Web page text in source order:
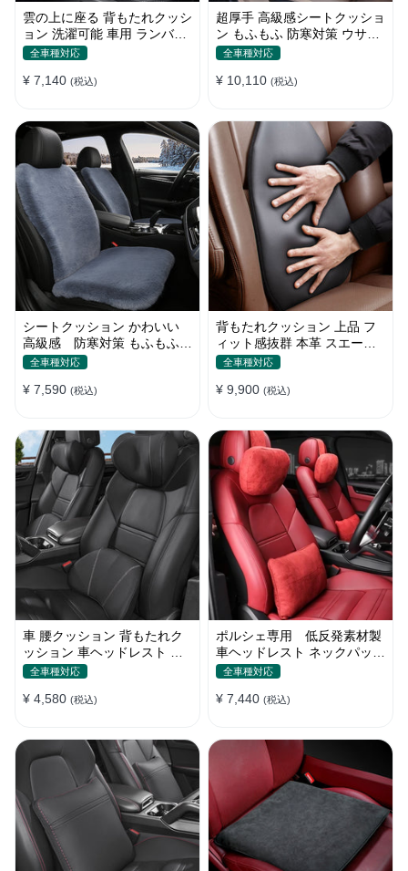
雲の上に座る 背もたれクッシ
ョン 洗濯可能 車用 ランバー
サポート 車通勤運転 長距離
全車種対応
¥ 7,140 (税込)
超厚手 高級感シートクッショ
ン もふもふ 防寒対策 ウサギ
の毛 暖かい 車用 冬保温
全車種対応
¥ 10,110 (税込)
シートクッション かわいい
高級感 防寒対策 もふもふ
ウサギ 暖かい 車用 冬保温
全車種対応
¥ 7,590 (税込)
背もたれクッション 上品 フ
ィット感抜群 本革 スエード
リネン おしゃれ 腰痛 空気
全車種対応
¥ 9,900 (税込)
車 腰クッション 背もたれク
ッション 車ヘッドレスト ネ
ックパッド 低反発 ファッシ
ート 通気性 調節可能
全車種対応
¥ 4,580 (税込)
ポルシェ専用 低反発素材製
車ヘッドレスト ネックパッド
洗濯可 調節可能 車用腰枕 ネ
り付け簡単
全車種対応
¥ 7,440 (税込)